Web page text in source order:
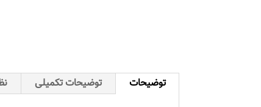
توضیحات توضیحات تکمیلی